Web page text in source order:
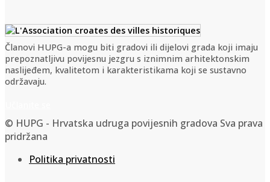
Članovi HUPG-a mogu biti gradovi ili dijelovi grada koji imaju
prepoznatljivu povijesnu jezgru s iznimnim arhitektonskim
naslijeđem, kvalitetom i karakteristikama koji se sustavno
održavaju.
© HUPG - Hrvatska udruga povijesnih gradova Sva prava
pridržana
Politika privatnosti